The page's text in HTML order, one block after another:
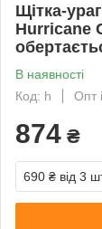
Щітка-
Hurricane
В наявності
Код: h
Опт
874 ₴
690 ₴ від 3